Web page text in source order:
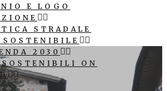
E LOGO
STRADALE
SOSTENIBILE
2030
ON